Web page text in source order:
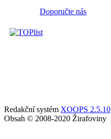
Doporučte nás
Redakční systém XOOPS 2.5.10
Obsah © 2008-2020 Žirafoviny